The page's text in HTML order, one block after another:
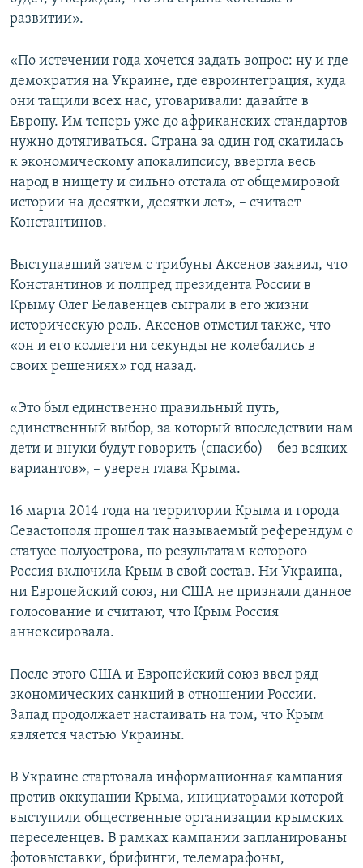
развитии».
«По истечении года хочется задать вопрос: ну и где
демократия на Украине, где евроинтеграция, куда
они тащили всех нас, уговаривали: давайте в
Европу. Им теперь уже до африканских стандартов
нужно дотягиваться. Страна за один год скатилась
к экономическому апокалипсису, ввергла весь
народ в нищету и сильно отстала от общемировой
истории на десятки, десятки лет», – считает
Константинов.
Выступавший затем с трибуны Аксенов заявил, что
Константинов и полпред президента России в
Крыму Олег Белавенцев сыграли в его жизни
историческую роль. Аксенов отметил также, что
«он и его коллеги ни секунды не колебались в
своих решениях» год назад.
«Это был единственно правильный путь,
единственный выбор, за который впоследствии нам
дети и внуки будут говорить (спасибо) – без всяких
вариантов», – уверен глава Крыма.
16 марта 2014 года на территории Крыма и города
Севастополя прошел так называемый референдум о
статусе полуострова, по результатам которого
Россия включила Крым в свой состав. Ни Украина,
ни Европейский союз, ни США не признали данное
голосование и считают, что Крым Россия
аннексировала.
После этого США и Европейский союз ввел ряд
экономических санкций в отношении России.
Запад продолжает настаивать на том, что Крым
является частью Украины.
В Украине стартовала информационная кампания
против оккупации Крыма, инициаторами которой
выступили общественные организации крымских
переселенцев. В рамках кампании запланированы
фотовыставки, брифинги, телемарафоны,